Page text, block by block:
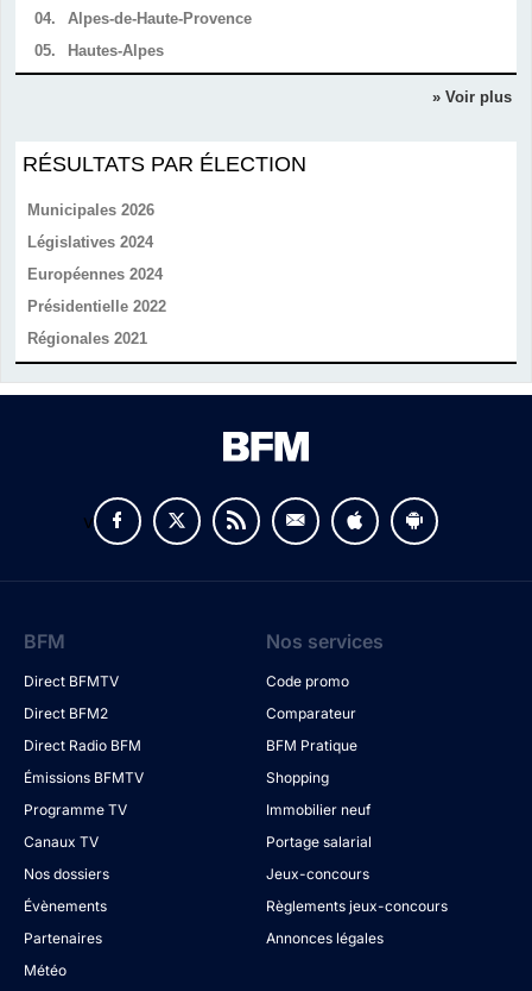
04.
Alpes-de-Haute-Provence
05.
Hautes-Alpes
» Voir plus
RÉSULTATS PAR ÉLECTION
Municipales 2026
Législatives 2024
Européennes 2024
Présidentielle 2022
Régionales 2021
v
BFM
Direct BFMTV
Direct BFM2
Direct Radio BFM
Émissions BFMTV
Programme TV
Canaux TV
Nos dossiers
Évènements
Partenaires
Météo
Nos services
Code promo
Comparateur
BFM Pratique
Shopping
Immobilier neuf
Portage salarial
Jeux-concours
Règlements jeux-concours
Annonces légales